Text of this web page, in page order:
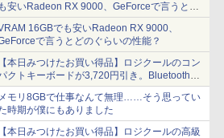
安いRadeon RX 9000、GeForceで言うとど
ぐらいの性能？ - PC Watch
16GBでも安いRadeon RX 9000、
で言うとどのぐらいの性能？
本日みつけたお買い得品】ロジクールのコン
クトキーボードが3,720円引き。Bluetoothで3
接続対応
モリ8GBで仕事なんて無理……そう思ってい
時期が僕にもありました
本日みつけたお買い得品】ロジクールの高級